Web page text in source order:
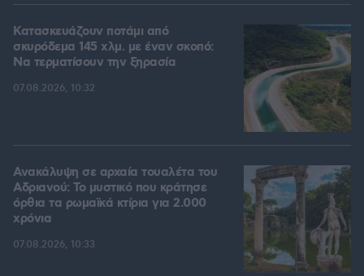
Κατασκευάζουν ποτάμι από
σκυρόδεμα 145 χλμ. με έναν σκοπό:
Να τερματίσουν την ξηρασία
07.08.2026, 10:32
Ανακάλυψη σε αρχαία τουαλέτα του
Αδριανού: Το μυστικό που κράτησε
όρθια τα ρωμαϊκά κτίρια για 2.000
χρόνια
07.08.2026, 10:33